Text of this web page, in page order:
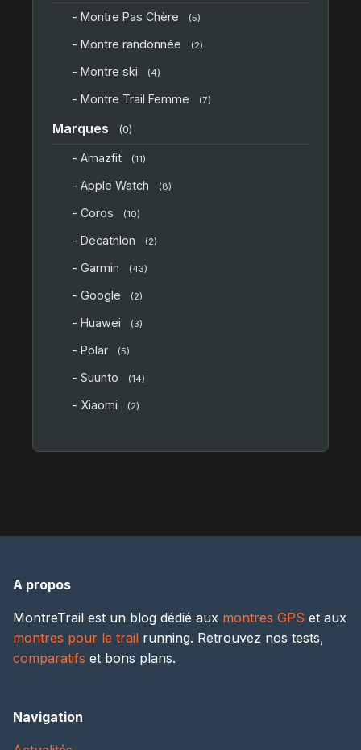
- Montre Pas Chère (5)
- Montre randonnée (2)
- Montre ski (4)
- Montre Trail Femme (7)
Marques (0)
- Amazfit (11)
- Apple Watch (8)
- Coros (10)
- Decathlon (2)
- Garmin (43)
- Google (2)
- Huawei (3)
- Polar (5)
- Suunto (14)
- Xiaomi (2)
A propos
MontreTrail est un blog dédié aux montres GPS et aux
montres pour le trail running. Retrouvez nos tests,
comparatifs et bons plans.
Navigation